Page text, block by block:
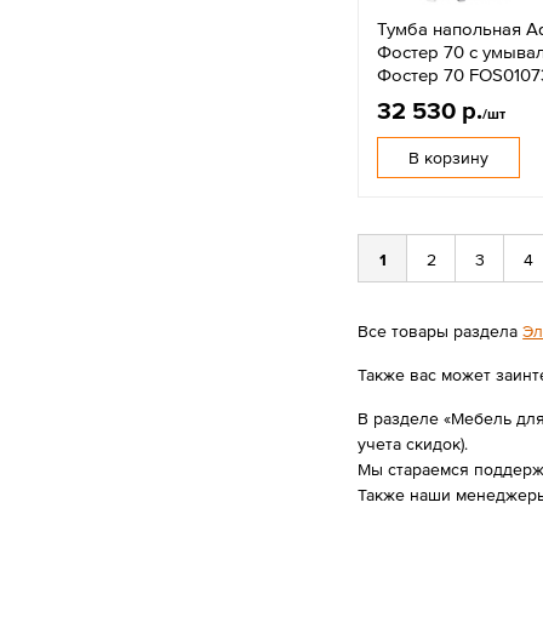
Тумба напольная
Фостер 70 с
Фостер 70
32 530 р./шт
В корзину
1 2 3 4
Все товары раздела
Также вас может
В разделе «Мебель
учета скидок).
Мы стараемся
Также наши